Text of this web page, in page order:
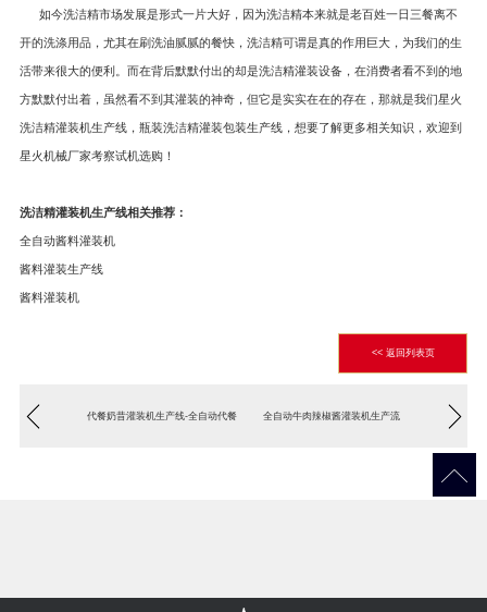
如今洗洁精市场发展是形式一片大好，因为洗洁精本来就是老百姓一日三餐离不
开的洗涤用品，尤其在刷洗油腻腻的餐快，洗洁精可谓是真的作用巨大，为我们的生
活带来很大的便利。而在背后默默付出的却是洗洁精灌装设备，在消费者看不到的地
方默默付出着，虽然看不到其灌装的神奇，但它是实实在在的存在，那就是我们星火
洗洁精灌装机生产线，瓶装洗洁精灌装包装生产线，想要了解更多相关知识，欢迎到
星火机械厂家考察试机选购！
洗洁精灌装机生产线相关推荐：
全自动酱料灌装机
酱料灌装生产线
酱料灌装机
<< 返回列表页
代餐奶昔灌装机生产线-全自动代餐 全自动牛肉辣椒酱灌装机生产流